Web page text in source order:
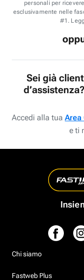
personali per
esclusivamente nelle
#1.
Sei già
Accedi alla tua Area
e ti
Chi siamo
Fastweb Plus